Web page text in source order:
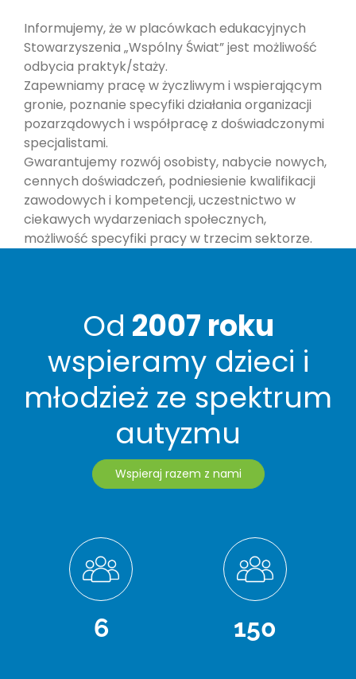
Informujemy, że w placówkach edukacyjnych
Stowarzyszenia „Wspólny Świat” jest możliwość
odbycia praktyk/staży.
Zapewniamy pracę w życzliwym i wspierającym
gronie, poznanie specyfiki działania organizacji
pozarządowych i współpracę z doświadczonymi
specjalistami.
Gwarantujemy rozwój osobisty, nabycie nowych,
cennych doświadczeń, podniesienie kwalifikacji
zawodowych i kompetencji, uczestnictwo w
ciekawych wydarzeniach społecznych,
możliwość specyfiki pracy w trzecim sektorze.
Od 2007 roku
wspieramy dzieci i
młodzież ze spektrum
autyzmu
Wspieraj razem z nami
6 150